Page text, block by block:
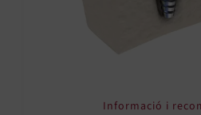
Informació i